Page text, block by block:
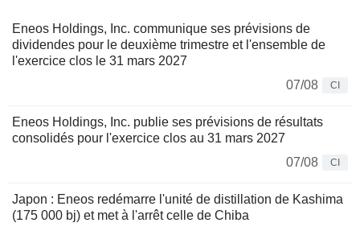
Eneos Holdings, Inc. communique ses prévisions de
dividendes pour le deuxième trimestre et l'ensemble de
l'exercice clos le 31 mars 2027
07/08
CI
Eneos Holdings, Inc. publie ses prévisions de résultats
consolidés pour l'exercice clos au 31 mars 2027
07/08
CI
Japon : Eneos redémarre l'unité de distillation de Kashima
(175 000 bj) et met à l'arrêt celle de Chiba